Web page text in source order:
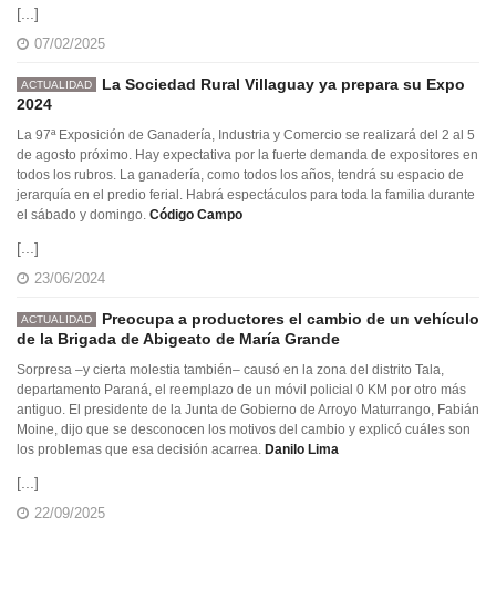
[...]
07/02/2025
ACTUALIDAD
La Sociedad Rural Villaguay ya prepara su Expo
2024
La 97ª Exposición de Ganadería, Industria y Comercio se realizará del 2 al 5
de agosto próximo. Hay expectativa por la fuerte demanda de expositores en
todos los rubros. La ganadería, como todos los años, tendrá su espacio de
jerarquía en el predio ferial. Habrá espectáculos para toda la familia durante
el sábado y domingo. Código Campo
[...]
23/06/2024
ACTUALIDAD
Preocupa a productores el cambio de un vehículo
de la Brigada de Abigeato de María Grande
Sorpresa –y cierta molestia también– causó en la zona del distrito Tala,
departamento Paraná, el reemplazo de un móvil policial 0 KM por otro más
antiguo. El presidente de la Junta de Gobierno de Arroyo Maturrango, Fabián
Moine, dijo que se desconocen los motivos del cambio y explicó cuáles son
los problemas que esa decisión acarrea. Danilo Lima
[...]
22/09/2025